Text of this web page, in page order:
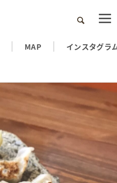
検索
MAP インスタグラ